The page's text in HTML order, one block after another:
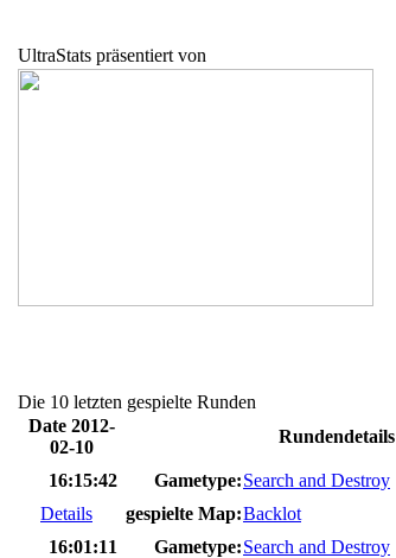
UltraStats präsentiert von
Die 10 letzten gespielte Runden
Date 2012-
02-10
Rundendetails
16:15:42 Gametype:Search and Destroy
Details
gespielte Map:Backlot
16:01:11
Gametype:Search and Destroy